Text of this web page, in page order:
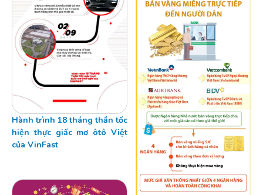
Hành trình 18 tháng thần tốc
hiện thực giấc mơ ôtô Việt
của VinFast